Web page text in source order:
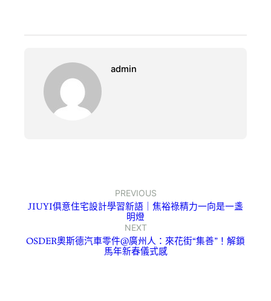
admin
PREVIOUS
JIUYI俱意住宅設計學習新語｜焦裕祿精力一向是一盞
明燈
NEXT
OSDER奧斯德汽車零件@廣州人：來花街“集善”！解鎖
馬年新春儀式感